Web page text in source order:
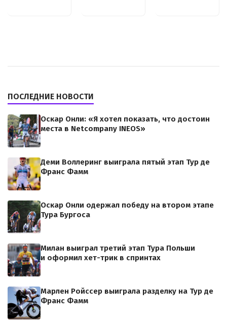
ПОСЛЕДНИЕ НОВОСТИ
Оскар Онли: «Я хотел показать, что достоин
места в Netcompany INEOS»
Деми Воллеринг выиграла пятый этап Тур де
Франс Фамм
Оскар Онли одержал победу на втором этапе
Тура Бургоса
Милан выиграл третий этап Тура Польши
и оформил хет-трик в спринтах
Марлен Ройссер выиграла разделку на Тур де
Франс Фамм